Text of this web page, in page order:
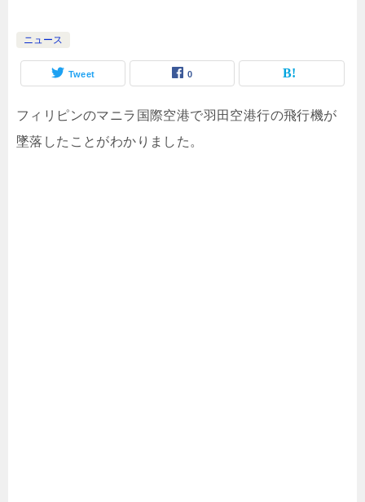
ニュース
Tweet 0
フィリピンのマニラ国際空港で羽田空港行の飛行機が
墜落したことがわかりました。